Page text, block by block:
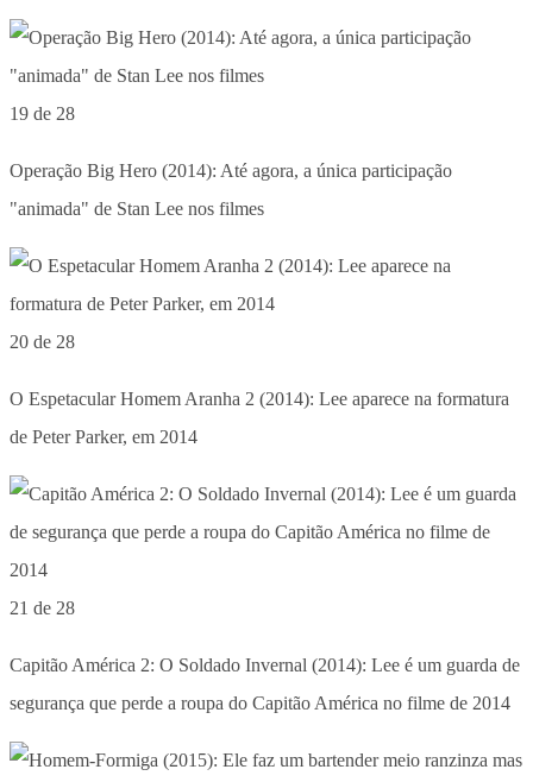
19 de 28
Operação Big Hero (2014): Até agora, a única participação
"animada" de Stan Lee nos filmes
20 de 28
O Espetacular Homem Aranha 2 (2014): Lee aparece na formatura
de Peter Parker, em 2014
21 de 28
Capitão América 2: O Soldado Invernal (2014): Lee é um guarda de
segurança que perde a roupa do Capitão América no filme de 2014